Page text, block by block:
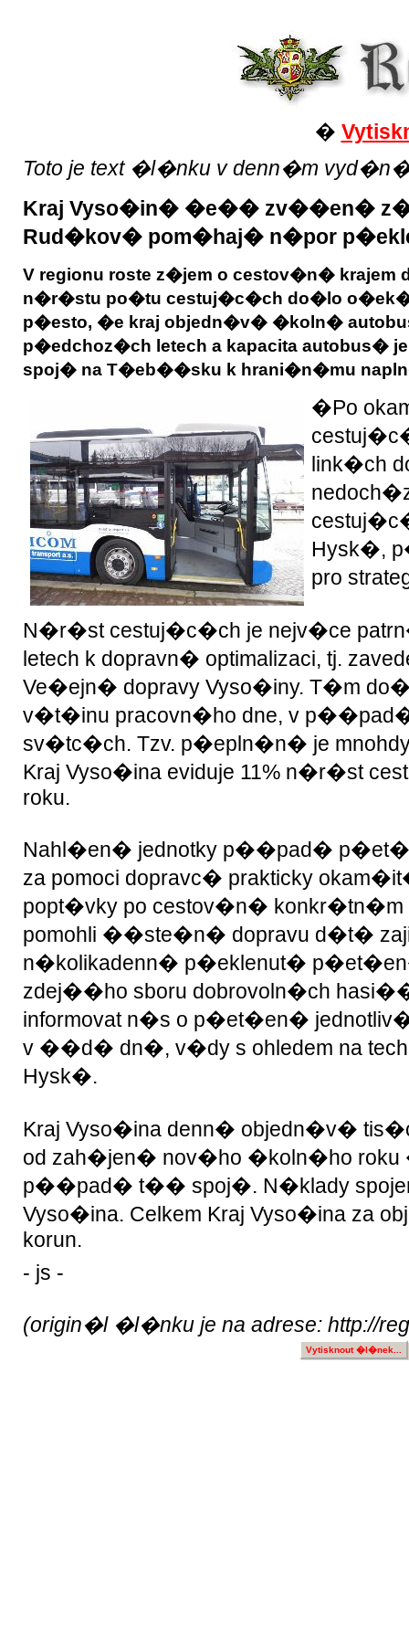
�
Toto je text �l�nku v denn�m vyd�n�
Kraj Vyso�in� �e�� zv��en�
Rud�kov� pom�haj� n�por
V regionu roste z�jem o cestov�n� krajem
n�r�stu po�tu cestuj�c�ch do�lo
p�esto, �e kraj objedn�v� �koln�
p�edchoz�ch letech a kapacita autobus�
spoj� na T�eb��sku k hrani�n�mu
�Po
link�ch
Hysk�,
pro
N�r�st cestuj�c�ch je nejv�ce
letech k dopravn� optimalizaci, tj.
Ve�ejn� dopravy Vyso�iny. T�m
v�t�inu pracovn�ho dne, v
sv�tc�ch. Tzv. p�epln�n� je
Kraj Vyso�ina eviduje 11% n�r�st
roku.
Nahl�en� jednotky p��pad�
za pomoci dopravc� prakticky
popt�vky po cestov�n�
pomohli ��ste�n� dopravu d�t�
n�kolikadenn� p�eklenut�
zdej��ho sboru dobrovoln�ch
informovat n�s o p�et�en�
v ��d� dn�, v�dy s ohledem na
Hysk�.
Kraj Vyso�ina denn� objedn�v�
od zah�jen� nov�ho �koln�ho
p��pad� t�� spoj�. N�klady
Vyso�ina. Celkem Kraj Vyso�ina za
korun.
- js -
(origin�l �l�nku je na adrese: http://
Vytisknout �l�nek...